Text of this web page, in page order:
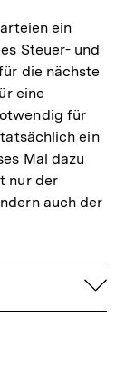
ein
Steuer- und
die nächste
eine
für
ein
Mal dazu
nur der
auch der